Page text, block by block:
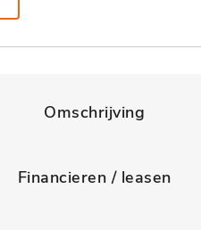
Omschrijving
Financieren / leasen